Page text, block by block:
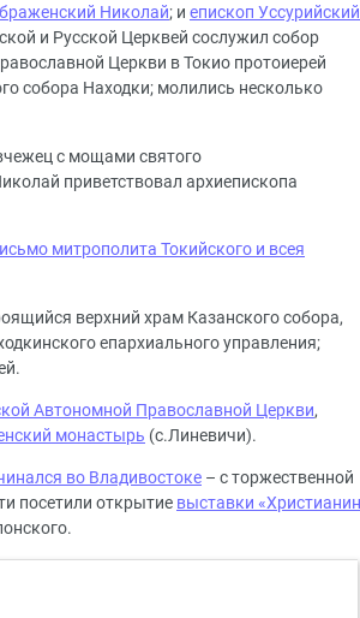
Николай; и епископ Уссурийский
и Русской Церквей сослужил собор
Церкви в Токио протоиерей
собора Находки; молились несколько
с мощами святого
приветствовал архиепископа
митрополита Токийского и всея
верхний храм Казанского собора,
епархиального управления;
Автономной Православной Церкви,
монастырь (с.Линевичи).
во Владивостоке – с торжественной
посетили открытие выставки «Христианин